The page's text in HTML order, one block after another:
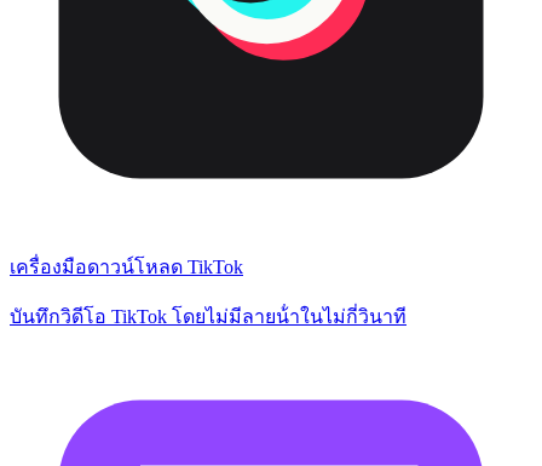
เครื่องมือดาวน์โหลด TikTok
บันทึกวิดีโอ TikTok โดยไม่มีลายน้ําในไม่กี่วินาที